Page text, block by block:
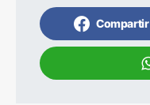
Compartir